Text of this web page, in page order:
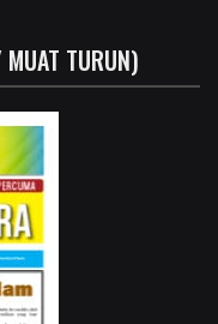
TURUN)